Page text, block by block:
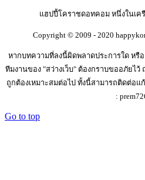
แฮปปี้โคราชดอทคอม หนึ่งในเค
Copyright © 2009 - 2020
หากบทความที่ลงนี้ผิดพลาดประการใด หรื
ทีมงานของ "สว่างเว็บ" ต้องกราบขออภัยไ
ถูกต้องเหมาะสมต่อไป ทั้งนี้สามารถติดต่อ
:
Go to top